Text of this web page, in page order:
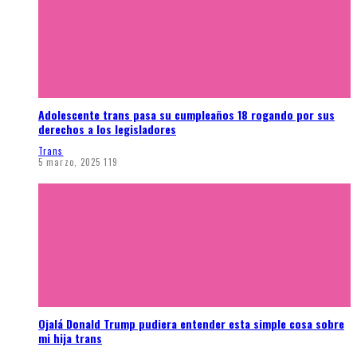
Adolescente trans pasa su cumpleaños 18 rogando por sus
derechos a los legisladores
Trans
5 marzo, 2025 119
Ojalá Donald Trump pudiera entender esta simple cosa sobre
mi hija trans